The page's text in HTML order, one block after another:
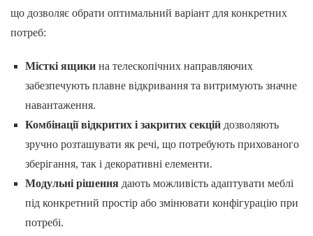
що дозволяє обрати оптимальний варіант для конкретних
потреб:
Місткі ящикина телескопічних направляючих
забезпечують плавне відкривання та витримують значне
навантаження.
Комбінації відкритих і закритих секційдозволяють
зручно розташувати як речі, що потребують прихованого
зберігання, так і декоративні елементи.
Модульні рішеннядають можливість адаптувати меблі
під конкретний простір або змінювати конфігурацію при
потребі.